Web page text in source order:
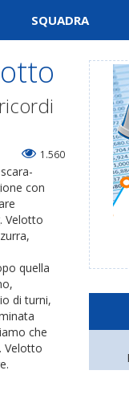
SQUADRA
1.560
con
Velotto
quella
di turni,
che
Velotto